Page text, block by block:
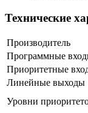
Технические
Производитель
Программные
Приоритетные
Линейные выходы
Уровни